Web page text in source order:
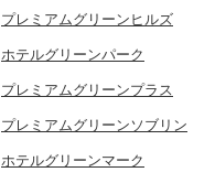
プレミアムグリーンヒルズ
ホテルグリーンパーク
プレミアムグリーンプラス
プレミアムグリーンソブリン
ホテルグリーンマーク